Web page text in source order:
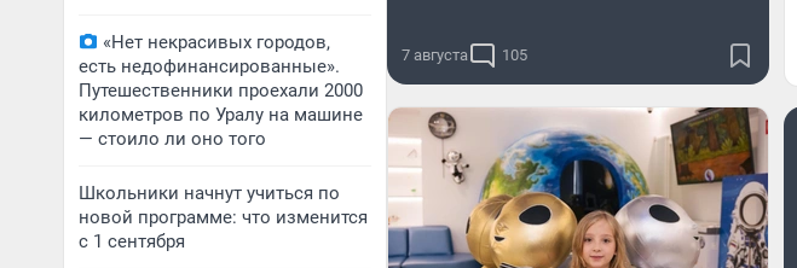
«Нет некрасивых городов,
есть недофинансированные».
Путешественники проехали 2000
километров по Уралу на машине
— стоило ли оно того
Школьники начнут учиться по
новой программе: что изменится
с 1 сентября
7 августа 105